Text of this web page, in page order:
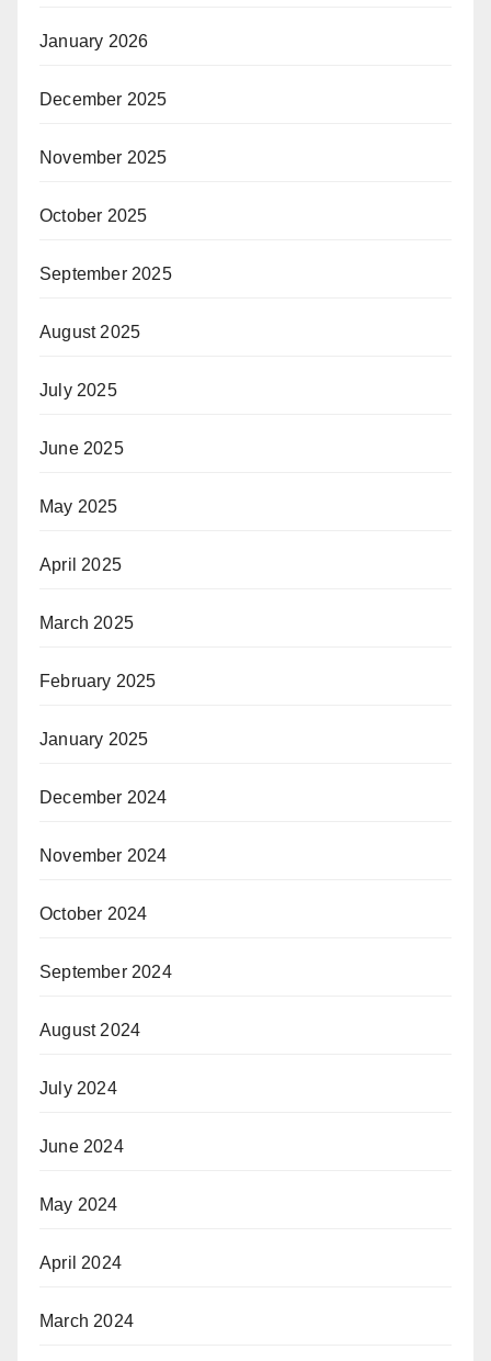
January 2026
December 2025
November 2025
October 2025
September 2025
August 2025
July 2025
June 2025
May 2025
April 2025
March 2025
February 2025
January 2025
December 2024
November 2024
October 2024
September 2024
August 2024
July 2024
June 2024
May 2024
April 2024
March 2024